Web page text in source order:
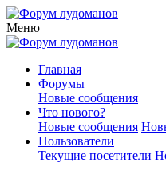
Меню
Главная
Форумы
Новые сообщения
Что нового?
Новые сообщения
Пользователи
Текущие посетители